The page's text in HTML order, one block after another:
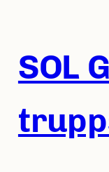
innehåll
SOL